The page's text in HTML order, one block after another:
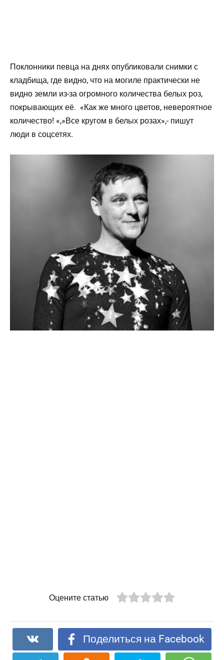
Поклонники певца на днях опубликовали снимки с
кладбища, где видно, что на могиле практически не
видно земли из-за огромного количества белых роз,
покрывающих её. «Как же много цветов, невероятное
количество! «,»Все кругом в белых розах»,- пишут
люди в соцсетях.
Оцените статью
Поделиться на Facebook